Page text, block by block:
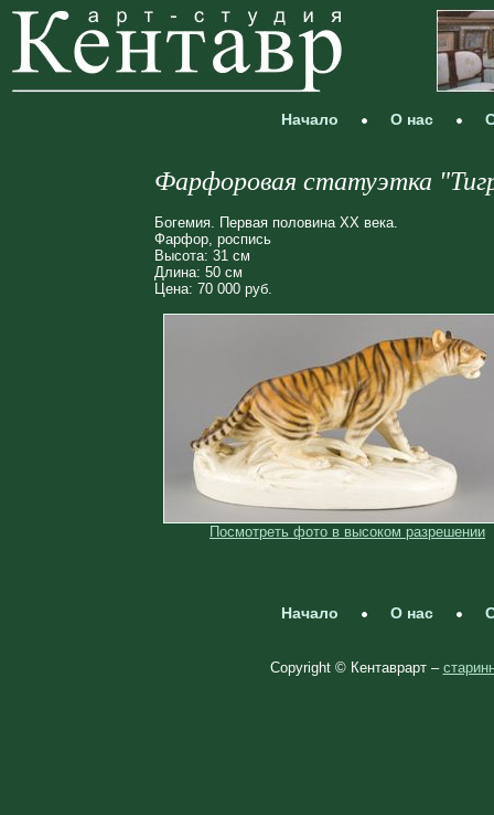
Начало О нас
Фарфоровая статуэтка
Богемия. Первая половина ХХ века.
Фарфор, роспись
Высота: 31 см
Длина: 50 см
Цена: 70 000 руб.
Посмотреть фото в высоком разрешении
Начало О нас
Copyright © Кентаврарт –